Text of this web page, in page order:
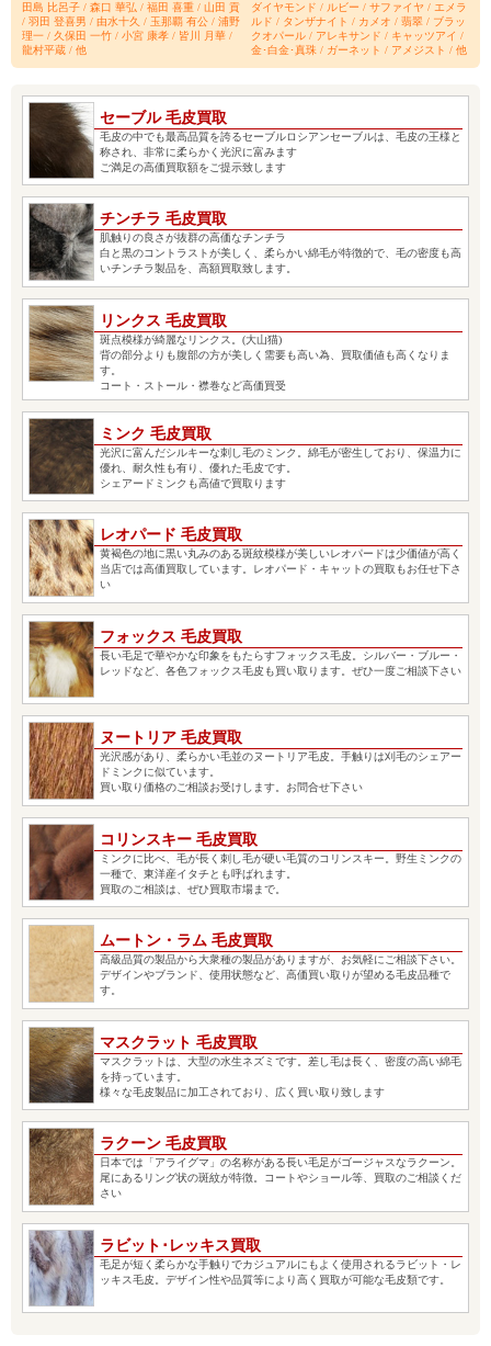
田島 比呂子 / 森口 華弘 / 福田 喜重 / 山田 貢
/ 羽田 登喜男 / 由水十久 / 玉那覇 有公 / 浦野
理一 / 久保田 一竹 / 小宮 康孝 / 皆川 月華 /
龍村平蔵 / 他
ダイヤモンド / ルビー / サファイヤ / エメラ
ルド / タンザナイト / カメオ / 翡翠 / ブラッ
クオパール / アレキサンド / キャッツアイ /
金･白金･真珠 / ガーネット / アメジスト / 他
セーブル 毛皮買取
毛皮の中でも最高品質を誇るセーブルロシアンセーブルは、毛皮の王様と
称され、非常に柔らかく光沢に富みます
ご満足の高価買取額をご提示致します
チンチラ 毛皮買取
肌触りの良さが抜群の高価なチンチラ
白と黒のコントラストが美しく、柔らかい綿毛が特徴的で、毛の密度も高
いチンチラ製品を、高額買取致します。
リンクス 毛皮買取
斑点模様が綺麗なリンクス。(大山猫)
背の部分よりも腹部の方が美しく需要も高い為、買取価値も高くなりま
す。
コート・ストール・襟巻など高価買受
ミンク 毛皮買取
光沢に富んだシルキーな刺し毛のミンク。綿毛が密生しており、保温力に
優れ、耐久性も有り、優れた毛皮です。
シェアードミンクも高値で買取ります
レオパード 毛皮買取
黄褐色の地に黒い丸みのある斑紋模様が美しいレオパードは少価値が高く
当店では高価買取しています。レオパード・キャットの買取もお任せ下さ
い
フォックス 毛皮買取
長い毛足で華やかな印象をもたらすフォックス毛皮。シルバー・ブルー・
レッドなど、各色フォックス毛皮も買い取ります。ぜひ一度ご相談下さい
ヌートリア 毛皮買取
光沢感があり、柔らかい毛並のヌートリア毛皮。手触りは刈毛のシェアー
ドミンクに似ています。
買い取り価格のご相談お受けします。お問合せ下さい
コリンスキー 毛皮買取
ミンクに比べ、毛が長く刺し毛が硬い毛質のコリンスキー。野生ミンクの
一種で、東洋産イタチとも呼ばれます。
買取のご相談は、ぜひ買取市場まで。
ムートン・ラム 毛皮買取
高級品質の製品から大衆種の製品がありますが、お気軽にご相談下さい。
デザインやブランド、使用状態など、高価買い取りが望める毛皮品種で
す。
マスクラット 毛皮買取
マスクラットは、大型の水生ネズミです。差し毛は長く、密度の高い綿毛
を持っています。
様々な毛皮製品に加工されており、広く買い取り致します
ラクーン 毛皮買取
日本では「アライグマ」の名称がある長い毛足がゴージャスなラクーン。
尾にあるリング状の斑紋が特徴。コートやショール等、買取のご相談くだ
さい
ラビット･レッキス買取
毛足が短く柔らかな手触りでカジュアルにもよく使用されるラビット・レ
ッキス毛皮。デザイン性や品質等により高く買取が可能な毛皮類です。